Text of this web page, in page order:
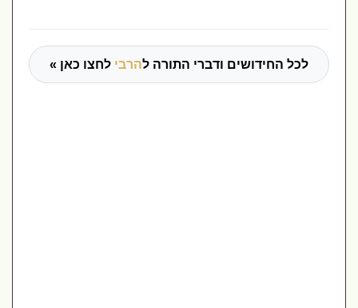
לכל החידושים ודברי התורה להרבילחצו כאן »